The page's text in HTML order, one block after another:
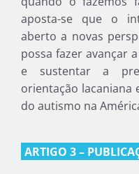
aposta-se que o
aberto a novas
possa fazer avançar
e sustentar a
orientação lacaniana
do autismo na
ARTIGO 3 –